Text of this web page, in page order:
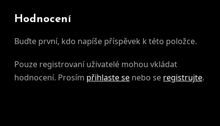
Hodnocení
Buďte první, kdo napíše příspěvek k této položce.
Pouze registrovaní uživatelé mohou vkládat
hodnocení. Prosím přihlaste se nebo se registrujte.